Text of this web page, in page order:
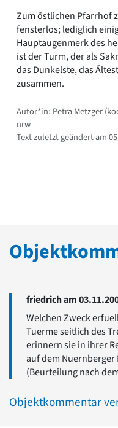
Zum östlichen Pfarrhof
fensterlos; lediglich
Hauptaugenmerk des
ist der Turm, der als
das Dunkelste, das
zusammen.
Autor*in: Petra Metzger
nrw
Text zuletzt geändert am
friedrich am
Welchen Zweck
Tuerme seitlich des
erinnern sie in ihrer
auf dem
(Beurteilung nach
Objektkommentar